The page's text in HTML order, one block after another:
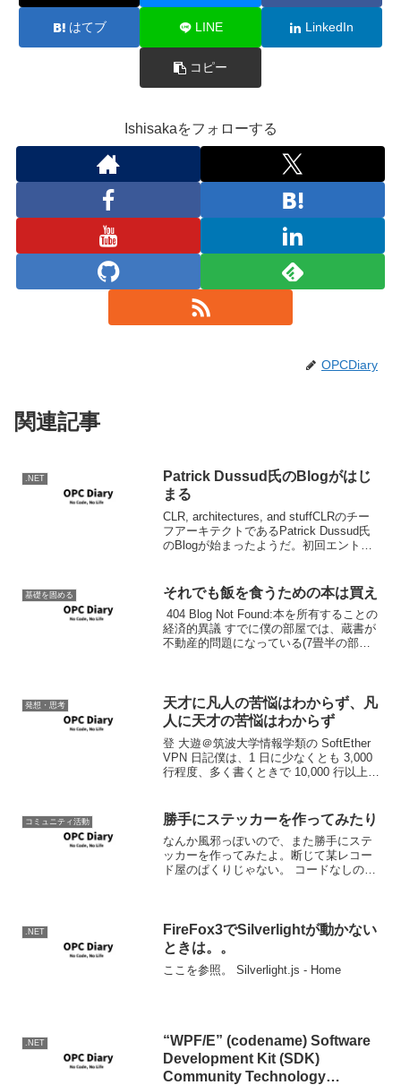
はてブ LINE LinkedIn
コピー
Ishisakaをフォローする
OPCDiary
関連記事
.NET
Patrick Dussud氏のBlogがはじ
まる
CLR, architectures, and stuffCLRのチー
フアーキテクトであるPatrick Dussud氏
のBlogが始まったようだ。初回エントリ
っ...
基礎を固める それでも飯を食うための本は買え
404 Blog Not Found:本を所有することの
経済的異議 すでに僕の部屋では、蔵書が
不動産的問題になっている(7畳半の部屋
発想・思考
天才に凡人の苦悩はわからず、凡
人に天才の苦悩はわからず
登 大遊＠筑波大学情報学類の SoftEther
VPN 日記僕は、1 日に少なくとも 3,000
行程度、多く書くときで 10,000 行以上の
なお、言語は...
コミュニティ活動 勝手にステッカーを作ってみたり
なんか風邪っぽいので、また勝手にステ
ッカーを作ってみたよ。断じて某レコー
ド屋のぱくりじゃない。 コードなしの人
.NET
FireFox3でSilverlightが動かない
ときは。。
ここを参照。 Silverlight.js - Home
.NET
“WPF/E” (codename) Software
Development Kit (SDK)
Community Technology